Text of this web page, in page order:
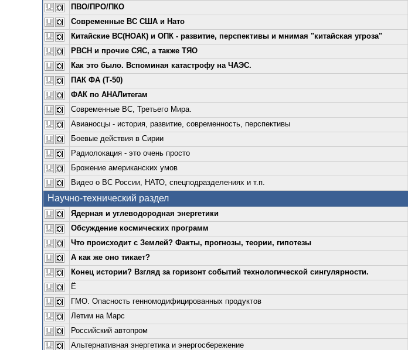
ПВО/ПРО/ПКО
Современные ВС США и Нато
Китайские ВС(НОАК) и ОПК - развитие, перспективы и мнимая "китайская угроза"
РВСН и прочие СЯС, а также ТЯО
Как это было. Вспоминая катастрофу на ЧАЭС.
ПАК ФА (Т-50)
ФАК по АНАЛитегам
Современные ВС, Третьего Мира.
Авианосцы - история, развитие, современность, перспективы
Боевые действия в Сирии
Радиолокация - это очень просто
Брожение американских умов
Видео о ВС России, НАТО, спецподразделениях и т.п.
Научно-технический раздел
Ядерная и углеводородная энергетики
Обсуждение космических программ
Что происходит с Землей? Факты, прогнозы, теории, гипотезы
А как же оно тикает?
Конец истории? Взгляд за горизонт событий технологической сингулярности.
Ё
ГМО. Опасность генномодифицированных продуктов
Летим на Марс
Российский автопром
Альтернативная энергетика и энергосбережение